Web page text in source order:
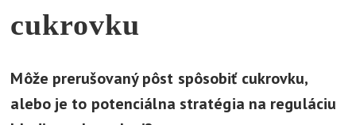
cukrovku
Môže prerušovaný pôst spôsobiť cukrovku,
alebo je to potenciálna stratégia na reguláciu